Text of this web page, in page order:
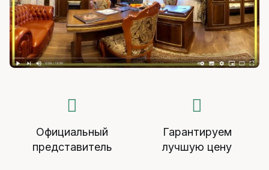
Официальный
представитель
Гарантируем
лучшую цену